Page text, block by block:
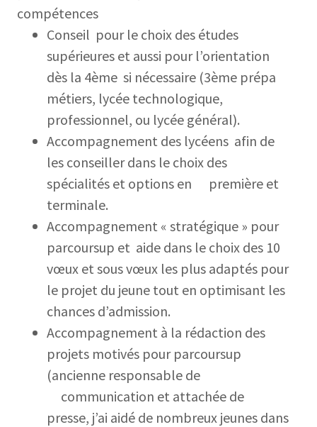
compétences
Conseil pour le choix des études
supérieures et aussi pour l’orientation
dès la 4ème si nécessaire (3ème prépa
métiers, lycée technologique,
professionnel, ou lycée général).
Accompagnement des lycéens afin de
les conseiller dans le choix des
spécialités et options en première et
terminale.
Accompagnement « stratégique » pour
parcoursup et aide dans le choix des 10
vœux et sous vœux les plus adaptés pour
le projet du jeune tout en optimisant les
chances d’admission.
Accompagnement à la rédaction des
projets motivés pour parcoursup
(ancienne responsable de
communication et attachée de
presse, j’ai aidé de nombreux jeunes dans